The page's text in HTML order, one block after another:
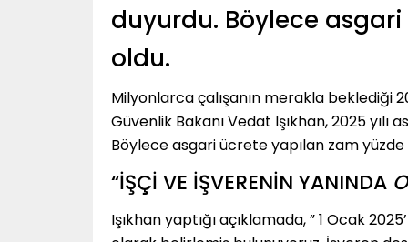
duyurdu. Böylece
oldu.
Milyonlarca çalışanın merakla beklediği
Güvenlik Bakanı Vedat Işıkhan, 2025
Böylece asgari ücrete yapılan zam yüzde
“İŞÇİ VE İŞVERENİN YANINDA
Işıkhan yaptığı açıklamada, ” 1 Ocak